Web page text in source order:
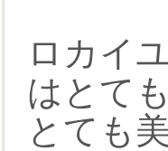
ロカイ
はとて
とても